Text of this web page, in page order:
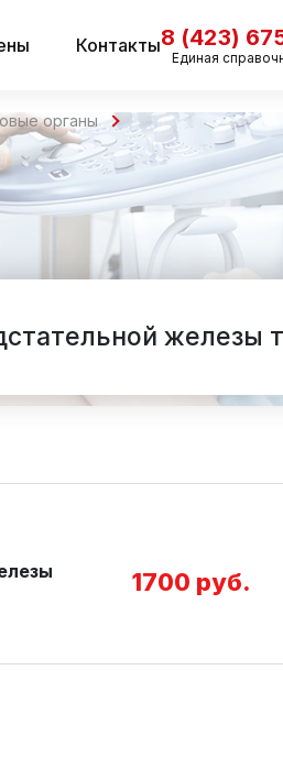
Контакты8 (423)
Единая
органы
железы
1700 руб.